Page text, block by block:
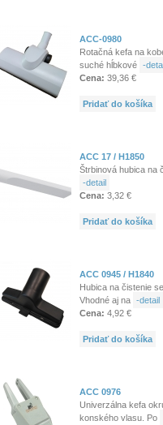
ACC-0980
Rotačná kefa na
suché hĺbkové -
Cena: 39,36 €
Pridať do košíka
ACC 17 / H1850
Štrbinová hubica na
-detail
Cena: 3,32 €
Pridať do košíka
ACC 0945 / H1840
Hubica na čistenie
Vhodné aj na -detail
Cena: 4,92 €
Pridať do košíka
ACC 0976
Univerzálna kefa
konského vlasu. Po